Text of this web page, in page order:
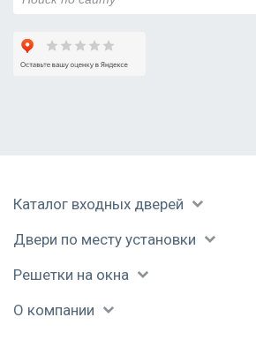
Каталог входных дверей
Двери по месту установки
Решетки на окна
О компании